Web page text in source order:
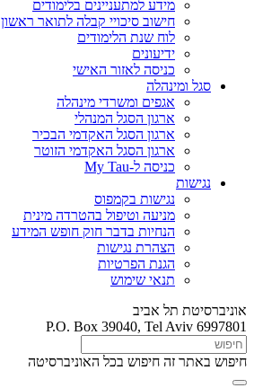
מידע למתעניינים בלימודים
חישוב סיכויי קבלה לתואר ראשון
לוח שנת הלימודים
ידיעונים
כניסה לאזור האישי
סגל ומינהלה
אגפים ומשרדי מינהלה
ארגון הסגל המנהלי
ארגון הסגל האקדמי הבכיר
ארגון הסגל האקדמי הזוטר
כניסה ל-My Tau
נגישות
נגישות בקמפוס
מניעה וטיפול בהטרדה מינית
הנחיות בדבר חוק חופש המידע
הצהרת נגישות
הגנת הפרטיות
תנאי שימוש
אוניברסיטת תל אביב
P.O. Box 39040, Tel Aviv 6997801
חיפוש באתר זה חיפוש בכל האוניברסיטה